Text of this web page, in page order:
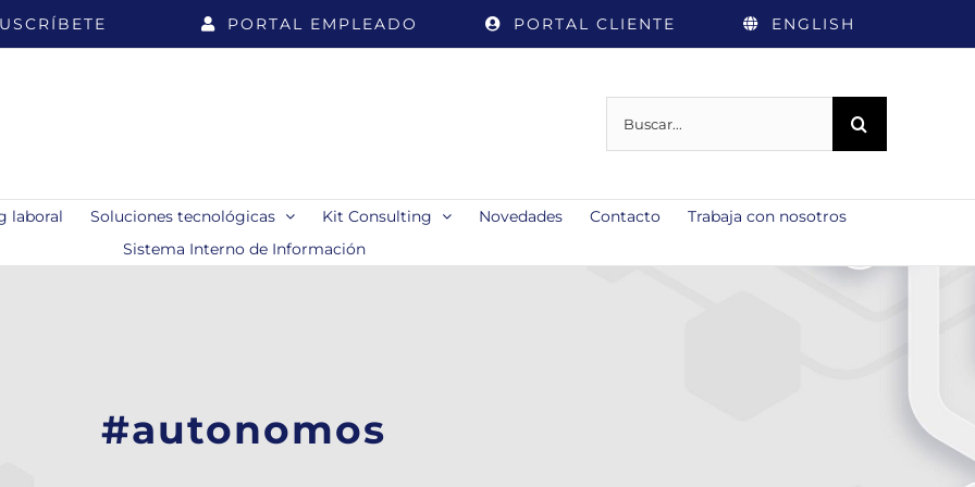
PORTAL EMPLEADO PORTAL CLIENTE ENGLISH
laboral Soluciones tecnológicas Kit Consulting Novedades Contacto
Trabaja con nosotros
Sistema Interno de Información
#autonomos